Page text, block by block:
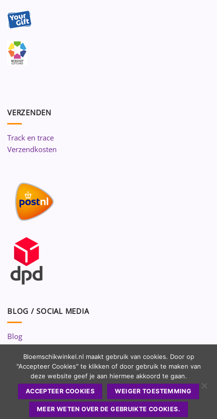
VERZENDEN
Track en trace
Verzendkosten
BLOG / SOCIAL MEDIA
Blog
Volg ons op:
Copyright 2010 - 2026 ©Bloemschikwinkel
Bloemschikwinkel.nl maakt gebruik van cookies. Door op
"Accepteer Cookies" te klikken of door gebruik te maken van
deze website geef je aan hiermee akkoord te gaan.
ACCEPTEER COOKIES WEIGER TOESTEMMING
MEER WETEN OVER DE GEBRUIKTE COOKIES.